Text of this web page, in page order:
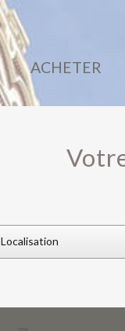
ACHETER
Localisation